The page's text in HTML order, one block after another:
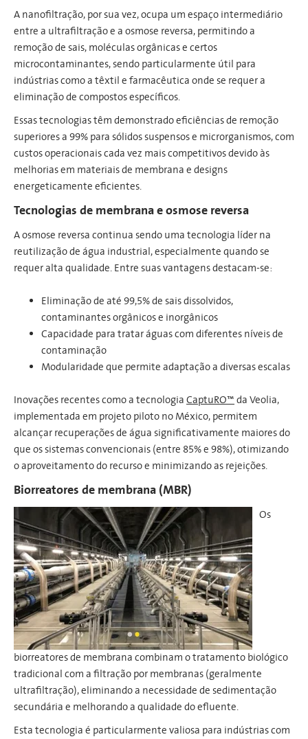
A nanofiltração, por sua vez, ocupa um espaço intermediário
entre a ultrafiltração e a osmose reversa, permitindo a
remoção de sais, moléculas orgânicas e certos
microcontaminantes, sendo particularmente útil para
indústrias como a têxtil e farmacêutica onde se requer a
eliminação de compostos específicos.
Essas tecnologias têm demonstrado eficiências de remoção
superiores a 99% para sólidos suspensos e microrganismos, com
custos operacionais cada vez mais competitivos devido às
melhorias em materiais de membrana e designs
energeticamente eficientes.
Tecnologias de membrana e osmose reversa
A osmose reversa continua sendo uma tecnologia líder na
reutilização de água industrial, especialmente quando se
requer alta qualidade. Entre suas vantagens destacam-se:
Eliminação de até 99,5% de sais dissolvidos,
contaminantes orgânicos e inorgânicos
Capacidade para tratar águas com diferentes níveis de
contaminação
Modularidade que permite adaptação a diversas escalas
Inovações recentes como a tecnologiaCaptuRO™da Veolia,
implementada em projeto piloto no México, permitem
alcançar recuperações de água significativamente maiores do
que os sistemas convencionais (entre 85% e 98%), otimizando
o aproveitamento do recurso e minimizando as rejeições.
Biorreatores de membrana (MBR)
Os
biorreatores de membrana combinam o tratamento biológico
tradicional com a filtração por membranas (geralmente
ultrafiltração), eliminando a necessidade de sedimentação
secundária e melhorando a qualidade do efluente.
Esta tecnologia é particularmente valiosa para indústrias com